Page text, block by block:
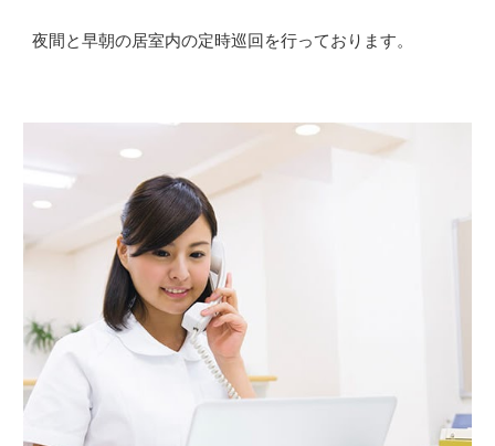
夜間と早朝の居室内の定時巡回を行っております。